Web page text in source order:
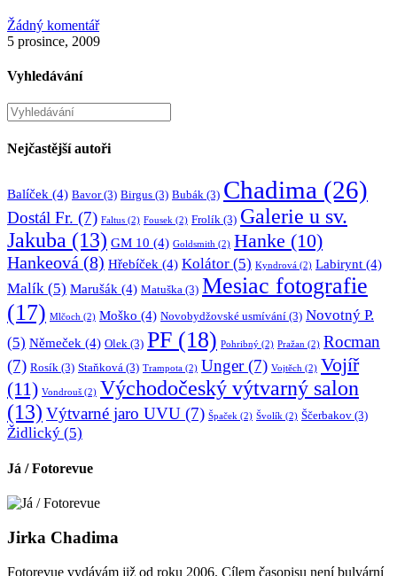
Žádný komentář
5 prosince, 2009
Vyhledávání
Hledat
na
stránce
Nejčastější autoři
Balíček (4) Bavor(3) Birgus (3) Bubák (3) Chadima (26)
Dostál Fr. (7) Faltus (2) Fousek (2) Frolík (3) Galerie u sv.
Jakuba (13) GM 10 (4) Goldsmith (2) Hanke (10)
Hankeová (8) Hřebíček (4) Kolátor (5) Kyndrová (2) Labirynt (4)
Malík (5) Marušák (4) Matuška (3) Mesiac fotografie
(17) Mlčoch (2) Moško (4) Novobydžovské usmívání (3) Novotný P.
(5) Němeček (4) Olek (3) PF (18) Pohribný (2) Pražan (2) Rocman
(7) Rosík (3) Staňková (3) Trampota (2) Unger(7) Vojtěch (2) Vojíř
(11) Vondrouš (2) Východočeský výtvarný salon
(13) Výtvarné jaro UVU (7) Špaček (2) Švolík (2) Ščerbakov (3)
Židlický (5)
Já / Fotorevue
Jirka Chadima
Fotorevue vydávám již od roku 2006. Cílem časopisu není bulvární